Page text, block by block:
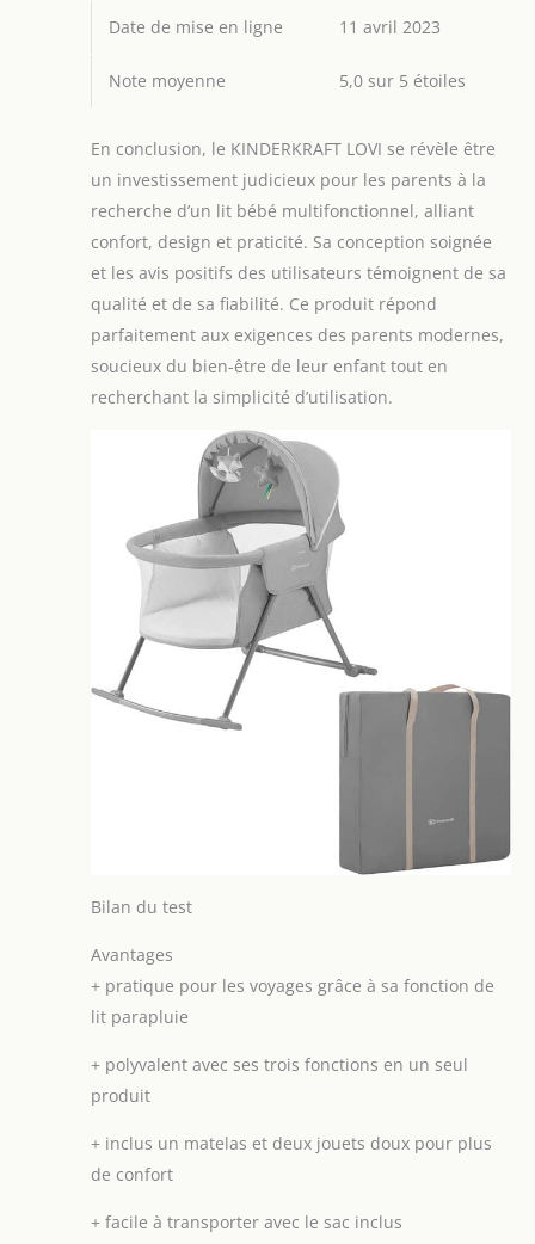
Date de mise en ligne 11 avril 2023
Note moyenne 5,0 sur 5 étoiles
En conclusion, le KINDERKRAFT LOVI se révèle être
un investissement judicieux pour les parents à la
recherche d’un lit bébé multifonctionnel, alliant
confort, design et praticité. Sa conception soignée
et les avis positifs des utilisateurs témoignent de sa
qualité et de sa fiabilité. Ce produit répond
parfaitement aux exigences des parents modernes,
soucieux du bien-être de leur enfant tout en
recherchant la simplicité d’utilisation.
Bilan du test
Avantages
+ pratique pour les voyages grâce à sa fonction de
lit parapluie
+ polyvalent avec ses trois fonctions en un seul
produit
+ inclus un matelas et deux jouets doux pour plus
de confort
+ facile à transporter avec le sac inclus